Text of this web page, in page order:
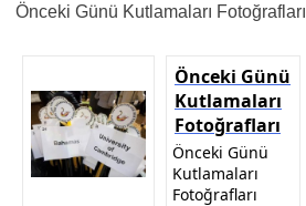
Önceki Günü Kutlamaları Fotoğrafları
Önceki Günü
Kutlamaları
Fotoğrafları
Önceki Günü
Kutlamaları
Fotoğrafları